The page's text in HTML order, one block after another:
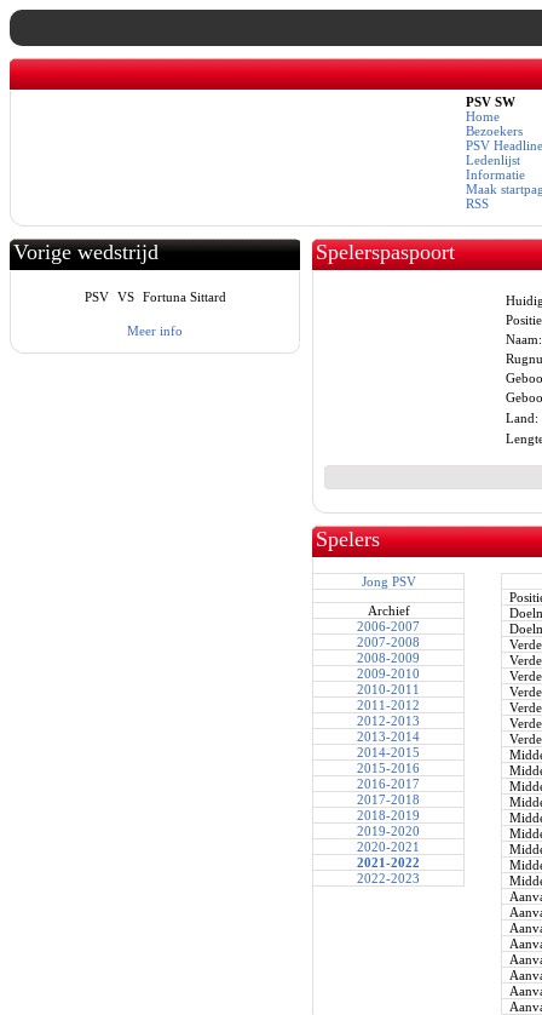
PSV SW
Home
Bezoekers
PSV
Ledenlijst
Informatie
Maak
RSS
Vorige wedstrijd
PSV VS Fortuna Sittard
Meer info
Spelerspaspoort
Naam:
Land:
Spelers
Jong PSV
Archief
2006-2007
2007-2008
2008-2009
2009-2010
2010-2011
2011-2012
2012-2013
2013-2014
2014-2015
2015-2016
2016-2017
2017-2018
2018-2019
2019-2020
2020-2021
2021-2022
2022-2023